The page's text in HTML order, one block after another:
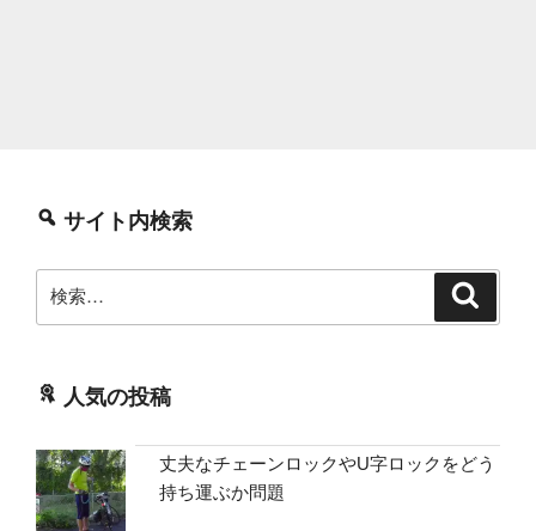
サイト内検索
索:
人気の投稿
丈夫なチェーンロックやU字ロックをどう
持ち運ぶか問題